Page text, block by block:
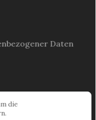
die
Daten